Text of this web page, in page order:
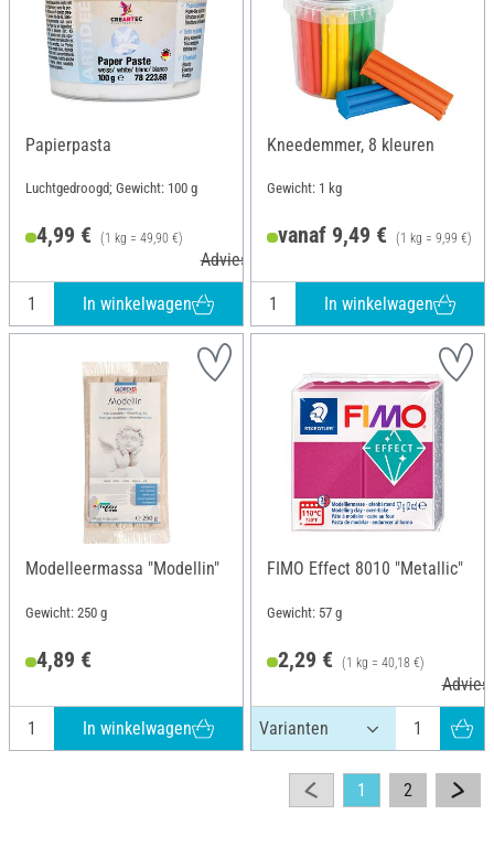
Papierpasta
Luchtgedroogd; Gewicht: 100 g
4,99 € (1 kg = 49,90 €)
Adviesprijs 5,40 €
In winkelwagen
Kneedemmer, 8 kleuren
Gewicht: 1 kg
vanaf 9,49 € (1 kg = 9,99 €)
In winkelwagen
Modelleermassa "Modellin"
Gewicht: 250 g
4,89 €
In winkelwagen
FIMO Effect 8010 "Metallic"
Gewicht: 57 g
2,29 € (1 kg = 40,18 €)
1 2